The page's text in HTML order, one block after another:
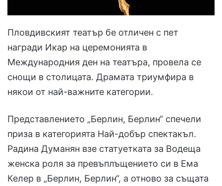
Пловдивският театър бе отличен с пет
награди Икар на церемонията в
Международния ден на театъра, провела се
снощи в столицата. Драмата триумфира в
някои от най-важните категории.
Представлението „Берлин, Берлин“ спечели
приза в категорията Най-добър спектакъл.
Радина Думанян взе статуетката за Водеща
женска роля за превъплъщението си в Ема
Келер в „Берлин, Берлин“, а отново за същата